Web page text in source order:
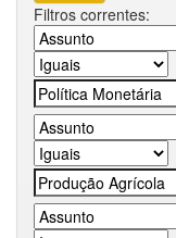
Filtros correntes: